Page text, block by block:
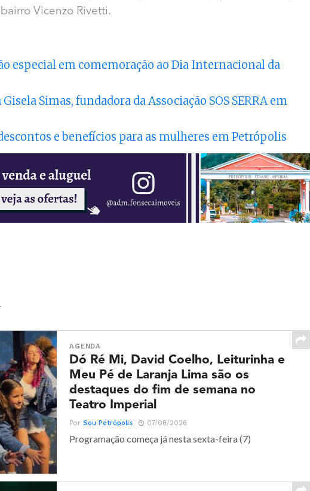
Vicenzo Rivetti.
especial em comemoração ao Dia Internacional da
Simas, fundadora da Associação SOS SERRA em
e benefícios para as mulheres em Petrópolis
AGENDA
Dó Ré Mi, David Coelho, Leiturinha e
Meu Pé de Laranja Lima são os
destaques do fim de semana no
Teatro Imperial
PorSou Petrópolis 07/08/2026
Programação começa já nesta sexta-feira (7)